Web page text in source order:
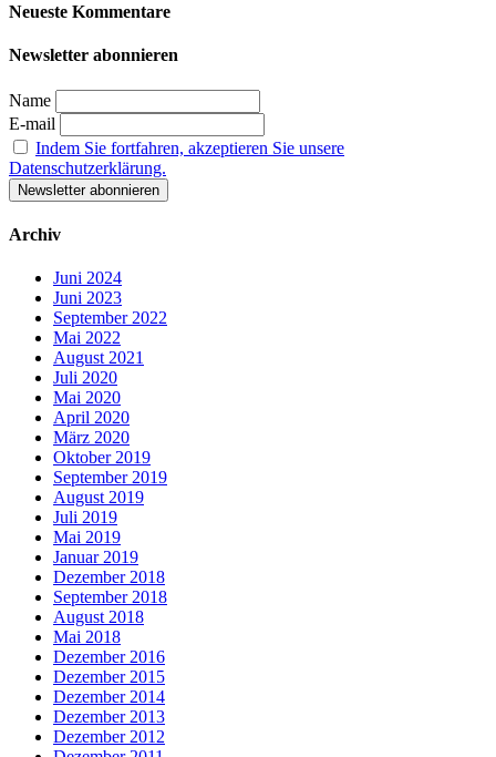
Neueste Kommentare
Newsletter abonnieren
Name
E-mail
Indem Sie fortfahren, akzeptieren Sie unsere
Datenschutzerklärung.
Archiv
Juni 2024
Juni 2023
September 2022
Mai 2022
August 2021
Juli 2020
Mai 2020
April 2020
März 2020
Oktober 2019
September 2019
August 2019
Juli 2019
Mai 2019
Januar 2019
Dezember 2018
September 2018
August 2018
Mai 2018
Dezember 2016
Dezember 2015
Dezember 2014
Dezember 2013
Dezember 2012